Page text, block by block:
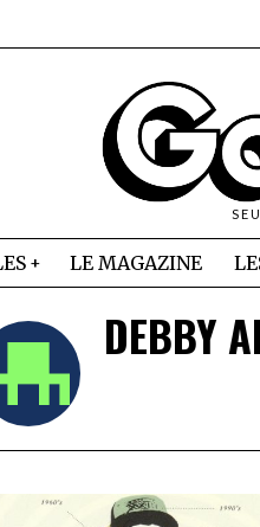
LE MAGAZINE
DEBBY